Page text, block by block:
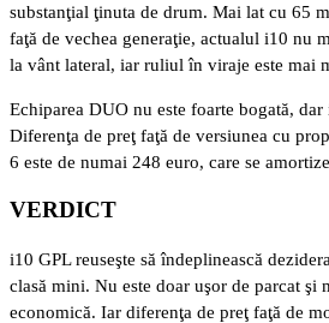
substanţial ţinuta de drum. Mai lat cu 65
faţă de vechea generaţie, actualul i10 nu
la vânt lateral, iar ruliul în viraje este mai
Echiparea DUO nu este foarte bogată,
Diferenţa de preţ faţă de versiunea cu
6 este de numai 248 euro, care se
VERDICT
i10 GPL reuseşte să îndeplinească
clasă mini. Nu este doar uşor de parcat şi
economică. Iar diferenţa de preţ faţă de